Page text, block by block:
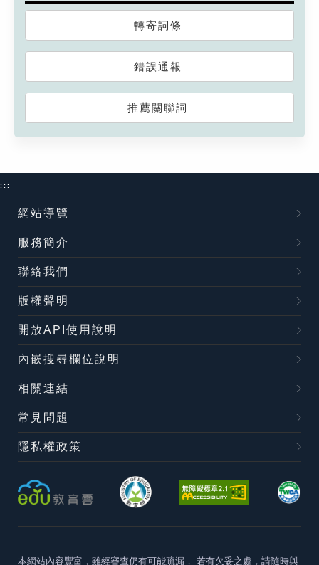
轉寄詞條
錯誤通報
推薦關聯詞
:::
網站導覽
服務簡介
聯絡我們
版權聲明
開放API使用說明
內嵌搜尋欄位說明
相關連結
常見問題
隱私權政策
本網站內容豐富，雖經審查仍有可能疏漏， 若有欠妥之處，請隨時與